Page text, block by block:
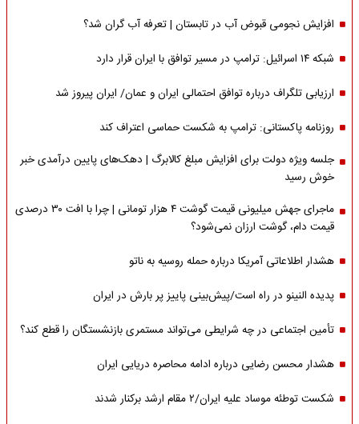
افزایش نجومی قبوض آب در تابستان | تعرفه آب گران شد؟
شبکه ۱۴ اسرائیل: ترامپ در مسیر توافق با ایران قرار دارد
ارزیابی تلگراف درباره توافق احتمالی ایران و عمان/ ایران پیروز شد
روزنامه پاکستانی: ترامپ به شکست حماسی اعتراف کند
جلسه ویژه دولت برای افزایش مبلغ کالابرگ | دهک‌های پایین درآمدی خبر
خوش رسید
ماجرای جهش میلیونی قیمت گوشت ۴ هزار تومانی | چرا با افت ۳۰ درصدی
قیمت دام، گوشت ارزان نمی‌شود؟
هشدار اطلاعاتی آمریکا درباره حمله روسیه به ناتو
پدیده النینو در راه است/پیش‌بینی پاییز پر بارش در ایران
تأمین اجتماعی در چه شرایطی می‌تواند مستمری بازنشستگان را قطع کند؟
هشدار محسن رضایی درباره ادامه محاصره دریایی ایران
شکست توطئه موساد علیه ایران/۲ مقام‌ ارشد برکنار شدند